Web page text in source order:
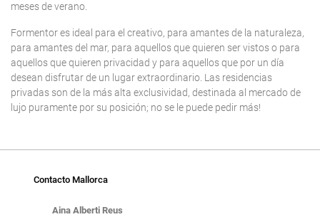
meses de verano.
Formentor es ideal para el creativo, para amantes de la naturaleza,
para amantes del mar, para aquellos que quieren ser vistos o para
aquellos que quieren privacidad y para aquellos que por un día
desean disfrutar de un lugar extraordinario. Las residencias
privadas son de la más alta exclusividad, destinada al mercado de
lujo puramente por su posición; no se le puede pedir más!
Contacto Mallorca
Aina Alberti Reus